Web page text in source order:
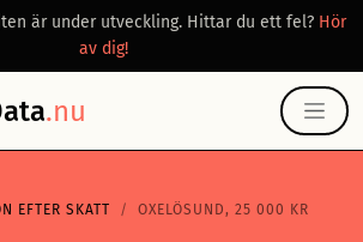
är under utveckling. Hittar du ett fel? Hör
av dig!
.nu
EFTER SKATT OXELÖSUND, 25 000 KR